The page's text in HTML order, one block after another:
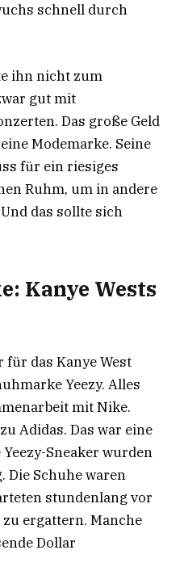
schnell durch
ihn nicht zum
gut mit
Das große Geld
Modemarke. Seine
für ein riesiges
Ruhm, um in andere
das sollte sich
Kanye Wests
für das Kanye West
Yeezy. Alles
mit Nike.
Adidas. Das war eine
Sneaker wurden
Die Schuhe waren
stundenlang vor
zu ergattern. Manche
Dollar